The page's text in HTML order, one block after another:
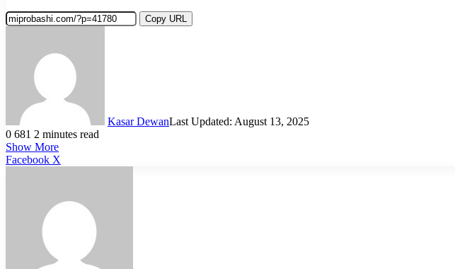
Copy URL
Kasar DewanLast Updated: August 13, 2025
0 681 2 minutes read
Show More
Facebook X